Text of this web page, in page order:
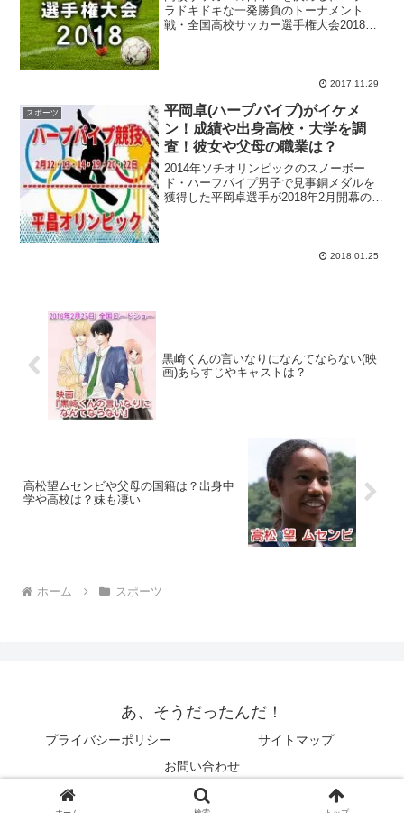
ラドキドキな一発勝負のトーナメント
戦・全国高校サッカー選手権大会2018の
2017.11.29
スポーツ
平岡卓(ハープパイプ)がイケメ
ン！成績や出身高校・大学を調
査！彼女や父母の職業は？
2014年ソチオリンピックのスノーボー
ド・ハーフパイプ男子で見事銅メダルを
獲得した平岡卓選手が2018年2月開幕の平
2018.01.25
黒崎くんの言いなりになんてならない(映
画)あらすじやキャストは？
高松望ムセンビや父母の国籍は？出身中
学や高校は？妹も凄い
ホーム スポーツ
あ、そうだったんだ！
プライバシーポリシー
サイトマップ
お問い合わせ
© 2014 あ、そうだったんだ！.